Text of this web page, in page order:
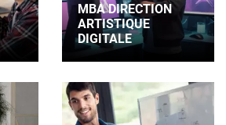
MBA DIRECTION
ARTISTIQUE
DIGITALE